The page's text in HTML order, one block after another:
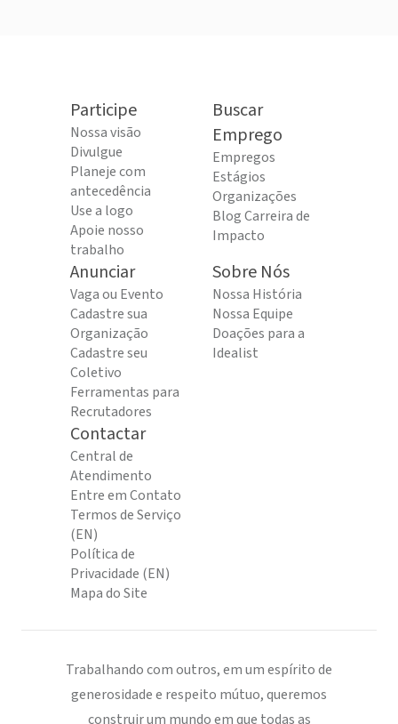
Participe
Nossa visão
Divulgue
Planeje com
antecedência
Use a logo
Apoie nosso
trabalho
Buscar
Emprego
Empregos
Estágios
Organizações
Blog Carreira de
Impacto
Anunciar
Vaga ou Evento
Cadastre sua
Organização
Cadastre seu
Coletivo
Ferramentas para
Recrutadores
Sobre Nós
Nossa História
Nossa Equipe
Doações para a
Idealist
Contactar
Central de
Atendimento
Entre em Contato
Termos de Serviço
(EN)
Política de
Privacidade (EN)
Mapa do Site
Trabalhando com outros, em um espírito de
generosidade e respeito mútuo, queremos
construir um mundo em que todas as